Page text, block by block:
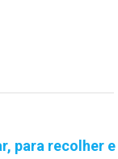
para recolher